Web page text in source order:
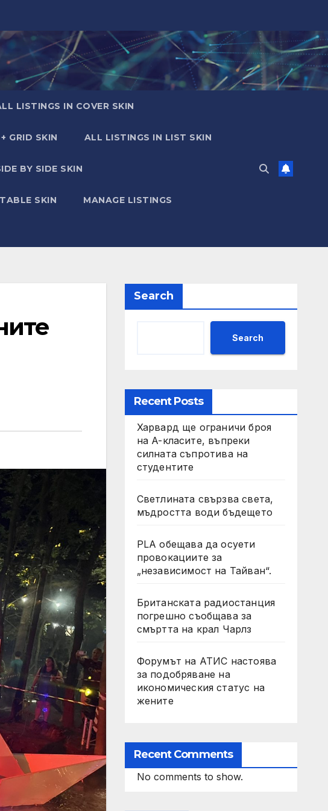
LISTINGS IN COVER SKIN
GRID SKIN ALL LISTINGS IN LIST SKIN
BY SIDE SKIN
SKIN MANAGE LISTINGS
Search
Search
Recent Posts
Харвард ще ограничи броя
на A-класите, въпреки
силната съпротива на
студентите
Светлината свързва света,
мъдростта води бъдещето
PLA обещава да осуети
провокациите за
„независимост на Тайван“.
Британската радиостанция
погрешно съобщава за
смъртта на крал Чарлз
Форумът на АТИС настоява
за подобряване на
икономическия статус на
жените
Recent Comments
No comments to show.